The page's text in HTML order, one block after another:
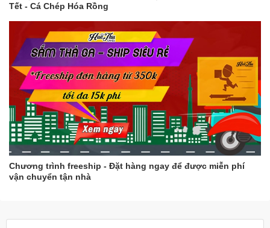
Tết - Cá Chép Hóa Rồng
Chương trình freeship - Đặt hàng ngay để được miễn phí
vận chuyển tận nhà